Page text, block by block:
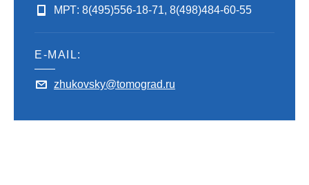
МРТ: 8(495)556-18-71, 8(498)484-60-55
E-MAIL:
zhukovsky@tomograd.ru